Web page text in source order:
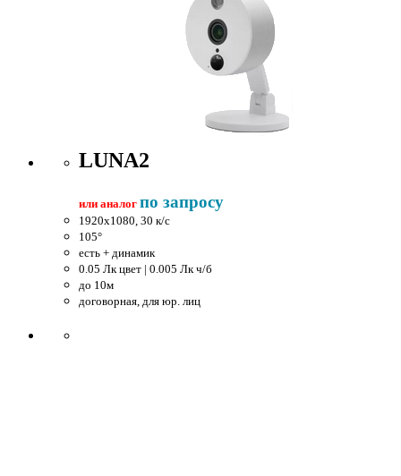
LUNA2
или аналог по запросу
1920x1080, 30 к/c
105°
есть + динамик
0.05 Лк цвет | 0.005 Лк ч/б
до 10м
договорная, для юр. лиц